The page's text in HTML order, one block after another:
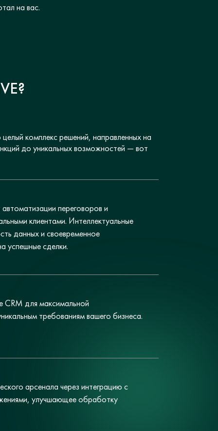
на вас.
комплекс решений, направленных на
до уникальных возможностей — вот
переговоров и
клиентами. Интеллектуальные
данных и своевременное
успешные сделки.
CRM для максимальной
требованиям вашего бизнеса.
арсенала через интеграцию с
улучшающее обработку